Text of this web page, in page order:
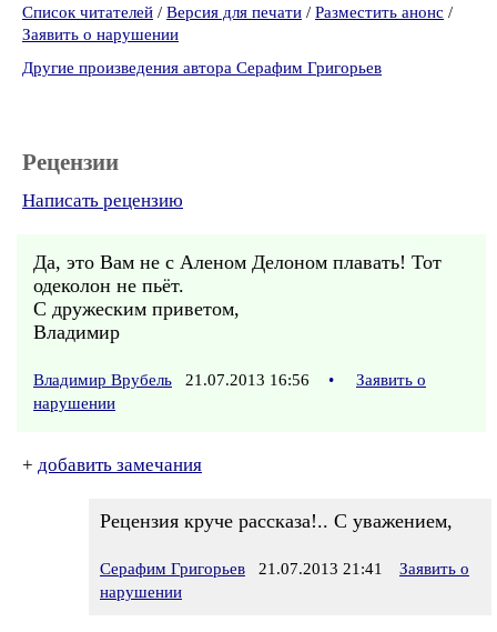
Список читателей / Версия для печати / Разместить анонс /
Заявить о нарушении
Другие произведения автора Серафим Григорьев
Рецензии
Написать рецензию
Да, это Вам не с Аленом Делоном плавать! Тот
одеколон не пьёт.
С дружеским приветом,
Владимир
Владимир Врубель 21.07.2013 16:56 •
Заявить о
нарушении
+ добавить замечания
Рецензия круче рассказа!.. С уважением,
Серафим Григорьев 21.07.2013 21:41
Заявить о
нарушении